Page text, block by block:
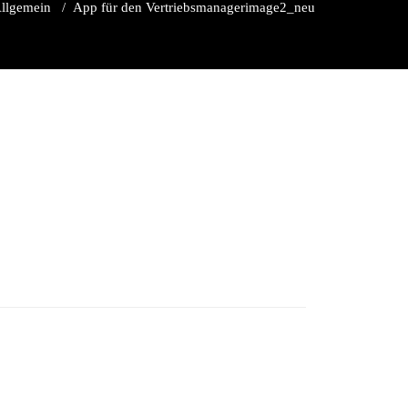
/ App für den Vertriebsmanagerimage2_neu